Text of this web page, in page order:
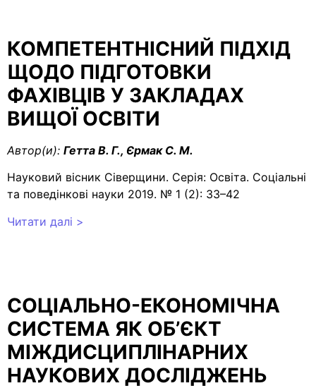
КОМПЕТЕНТНІСНИЙ ПІДХІД
ЩОДО ПІДГОТОВКИ
ФАХІВЦІВ У ЗАКЛАДАХ
ВИЩОЇ ОСВІТИ
Автор(и): Гетта В. Г., Єрмак С. М.
Науковий вісник Сіверщини. Серія: Освіта. Соціальні
та поведінкові науки 2019. № 1 (2): 33–42
Читати далі >
СОЦІАЛЬНО-ЕКОНОМІЧНА
СИСТЕМА ЯК ОБ’ЄКТ
МІЖДИСЦИПЛІНАРНИХ
НАУКОВИХ ДОСЛІДЖЕНЬ